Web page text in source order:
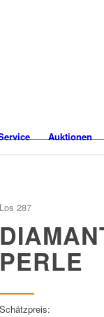
Auktionen
Los 287
PERLE
Schätzpreis: